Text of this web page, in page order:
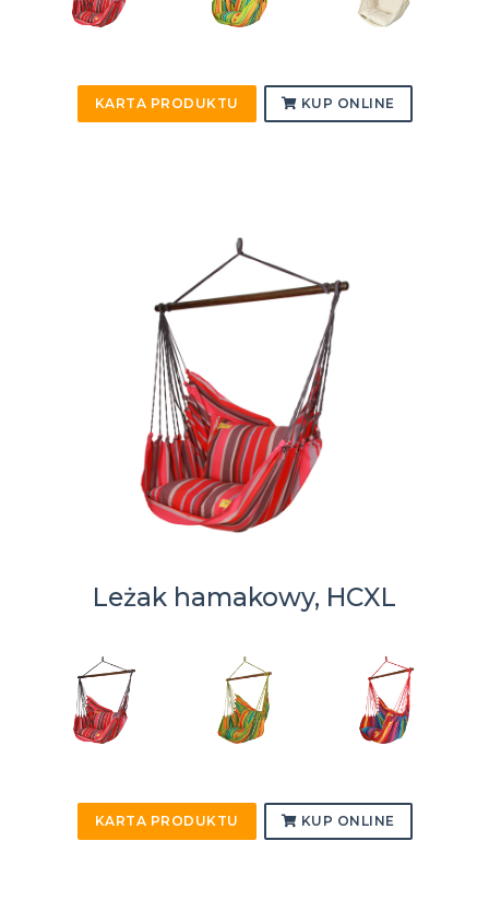
KARTA PRODUKTU KUP ONLINE
Leżak hamakowy, HCXL
KARTA PRODUKTU KUP ONLINE